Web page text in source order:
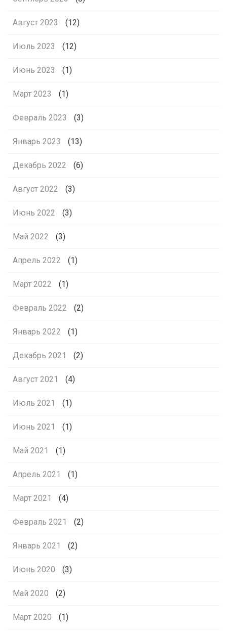
Август 2023 (12)
Июль 2023 (12)
Июнь 2023 (1)
Март 2023 (1)
Февраль 2023 (3)
Январь 2023 (13)
Декабрь 2022 (6)
Август 2022 (3)
Июнь 2022 (3)
Май 2022 (3)
Апрель 2022 (1)
Март 2022 (1)
Февраль 2022 (2)
Январь 2022 (1)
Декабрь 2021 (2)
Август 2021 (4)
Июль 2021 (1)
Июнь 2021 (1)
Май 2021 (1)
Апрель 2021 (1)
Март 2021 (4)
Февраль 2021 (2)
Январь 2021 (2)
Июнь 2020 (3)
Май 2020 (2)
Март 2020 (1)